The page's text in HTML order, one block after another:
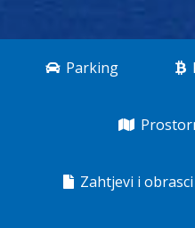
Parking
Zahtjevi i obrasci